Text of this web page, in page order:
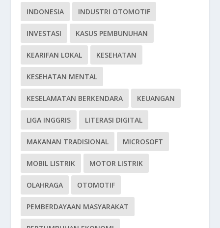
INDONESIA INDUSTRI OTOMOTIF
INVESTASI KASUS PEMBUNUHAN
KEARIFAN LOKAL KESEHATAN
KESEHATAN MENTAL
KESELAMATAN BERKENDARA KEUANGAN
LIGA INGGRIS LITERASI DIGITAL
MAKANAN TRADISIONAL MICROSOFT
MOBIL LISTRIK MOTOR LISTRIK
OLAHRAGA OTOMOTIF
PEMBERDAYAAN MASYARAKAT